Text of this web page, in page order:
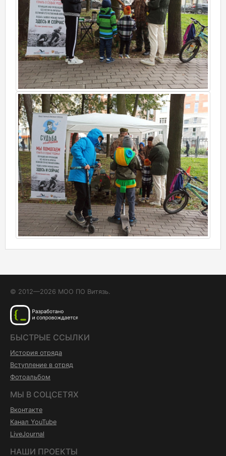
© 2012—2026 МОО ПО Витязь.
БЫСТРЫЕ ССЫЛКИ
История отряда
Вступление в отряд
Фотоальбом
МЫ В СОЦСЕТЯХ
Вконтакте
Канал YouTube
LiveJournal
НАШИ ПРОЕКТЫ